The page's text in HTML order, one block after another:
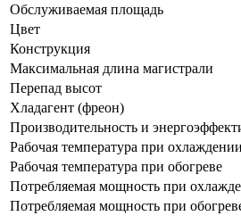
Обслуживаемая площадь
Цвет
Конструкция
Максимальная длина магистрали
Перепад высот
Хладагент (фреон)
Производительность и
Рабочая температура при охлаждении
Рабочая температура при обогреве
Потребляемая мощность при
Потребляемая мощность при